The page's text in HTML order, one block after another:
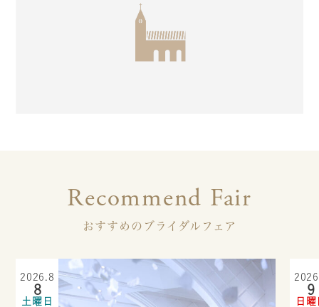
Recommend Fair
おすすめのブライダルフェア
2026.8
8
土曜日
9
日曜